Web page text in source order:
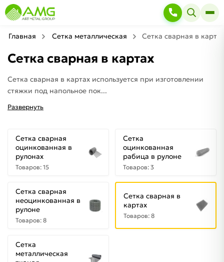
Главная Сетка металлическая Сетка сварная в картах
Сетка сварная в картах
Сетка сварная в картах используется при изготовлении
стяжки под напольное пок...
Развернуть
Сетка сварная
оцинкованная в
рулонах
Товаров: 15
Сетка
оцинкованная
рабица в рулоне
Товаров: 3
Сетка сварная
неоцинкованная в
рулоне
Товаров: 8
Сетка сварная в
картах
Товаров: 8
Сетка
металлическая